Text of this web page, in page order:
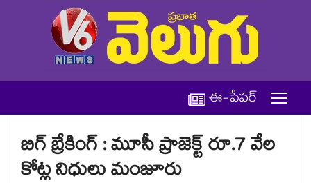
ఈ-పేపర్
బిగ్ బ్రేకింగ్ : మూసీ ప్రాజెక్ట్ రూ.7 వేల
కోట్ల నిధులు మంజూరు